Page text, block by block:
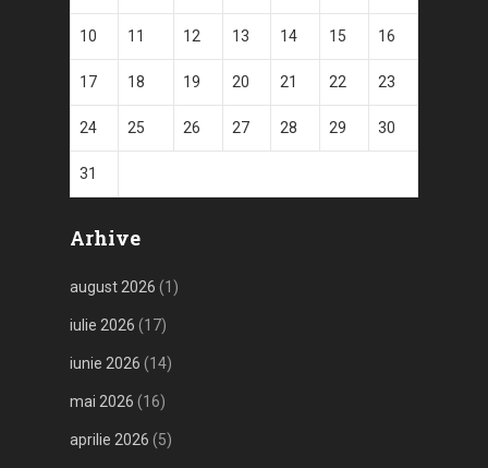
10 11 12 13 14 15 16
17 18 19 20 21 22 23
24 25 26 27 28 29 30
31
Arhive
august 2026 (1)
iulie 2026 (17)
iunie 2026 (14)
mai 2026 (16)
aprilie 2026 (5)